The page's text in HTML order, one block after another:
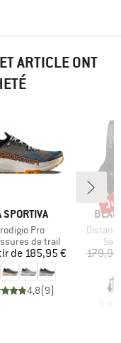
ARTICLE ONT
SPORTIVA
Pro
groupde trail
Prix
de 185,95 €
4,8(9)
Article